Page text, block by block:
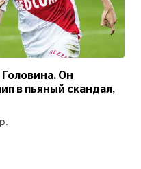
Он
в пьяный скандал,